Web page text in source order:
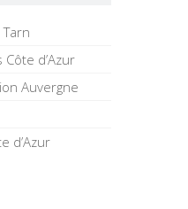
d’Azur
Auvergne
d’Azur